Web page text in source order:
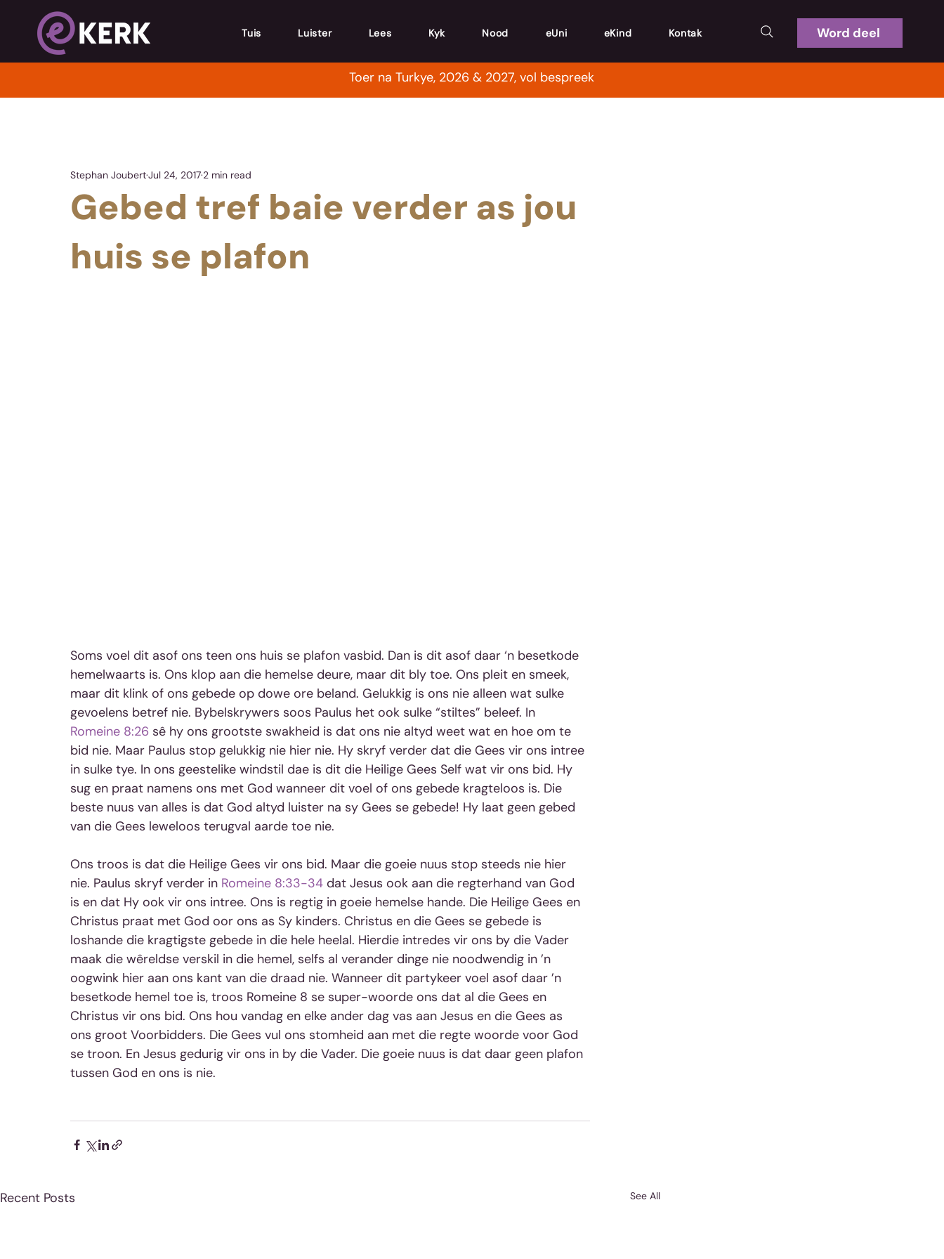
Tuis Luister Lees Kyk Nood eUni eKind Kontak Word deel
Toer na Turkye, 2026 & 2027, vol bespreek
Gebed tref baie verder as jou
huis se plafon
Stephan JoubertJul 24, 2017 2 min read
Soms voel dit asof ons teen ons huis se plafon vasbid. Dan is dit asof daar ‘n besetkode
hemelwaarts is. Ons klop aan die hemelse deure, maar dit bly toe. Ons pleit en smeek,
maar dit klink of ons gebede op dowe ore beland. Gelukkig is ons nie alleen wat sulke
gevoelens betref nie. Bybelskrywers soos Paulus het ook sulke “stiltes” beleef. In
Romeine 8:26 sê hy ons grootste swakheid is dat ons nie altyd weet wat en hoe om te
bid nie. Maar Paulus stop gelukkig nie hier nie. Hy skryf verder dat die Gees vir ons intree
in sulke tye. In ons geestelike windstil dae is dit die Heilige Gees Self wat vir ons bid. Hy
sug en praat namens ons met God wanneer dit voel of ons gebede kragteloos is. Die
beste nuus van alles is dat God altyd luister na sy Gees se gebede! Hy laat geen gebed
van die Gees leweloos terugval aarde toe nie.
Ons troos is dat die Heilige Gees vir ons bid. Maar die goeie nuus stop steeds nie hier
nie. Paulus skryf verder in Romeine 8:33-34 dat Jesus ook aan die regterhand van God
is en dat Hy ook vir ons intree. Ons is regtig in goeie hemelse hande. Die Heilige Gees en
Christus praat met God oor ons as Sy kinders. Christus en die Gees se gebede is
loshande die kragtigste gebede in die hele heelal. Hierdie intredes vir ons by die Vader
maak die wêreldse verskil in die hemel, selfs al verander dinge nie noodwendig in ’n
oogwink hier aan ons kant van die draad nie. Wanneer dit partykeer voel asof daar ’n
besetkode hemel toe is, troos Romeine 8 se super-woorde ons dat al die Gees en
Christus vir ons bid. Ons hou vandag en elke ander dag vas aan Jesus en die Gees as
ons groot Voorbidders. Die Gees vul ons stomheid aan met die regte woorde voor God
se troon. En Jesus gedurig vir ons in by die Vader. Die goeie nuus is dat daar geen plafon
tussen God en ons is nie.
Recent Posts See All